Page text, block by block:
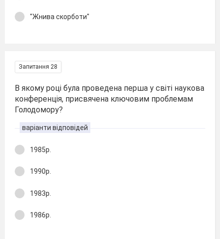
"Жнива скорботи"
Запитання 28
В якому році була проведена перша у світі наукова
конференція, присвячена ключовим проблемам
Голодомору?
варіанти відповідей
1985р.
1990р.
1983р.
1986р.